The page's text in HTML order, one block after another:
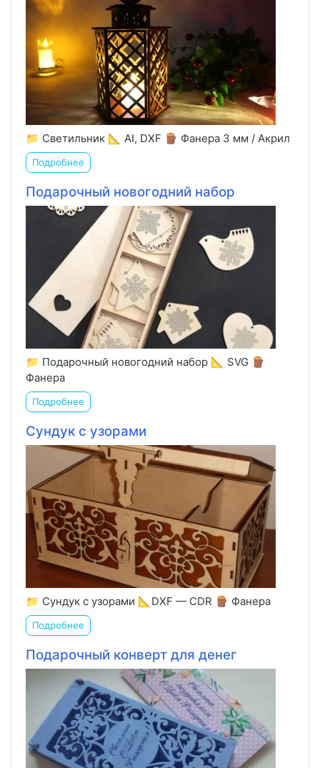
📁 Светильник 📐 AI, DXF 🪵 Фанера 3 мм / Акрил
Подробнее
Подарочный новогодний набор
📁 Подарочный новогодний набор 📐 SVG 🪵
Фанера
Подробнее
Сундук с узорами
📁 Сундук с узорами 📐DXF — CDR 🪵 Фанера
Подробнее
Подарочный конверт для денег